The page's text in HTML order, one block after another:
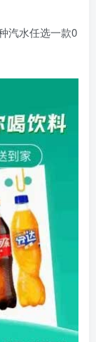
汽水任选一款0